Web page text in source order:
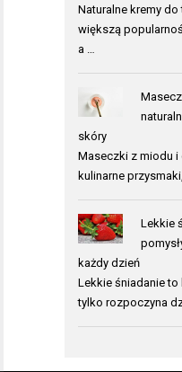
Naturalne kremy
większą
a …
skóry
Maseczki z miodu i
kulinarne
Lekkie
każdy dzień
Lekkie śniadanie to
tylko rozpoczyna